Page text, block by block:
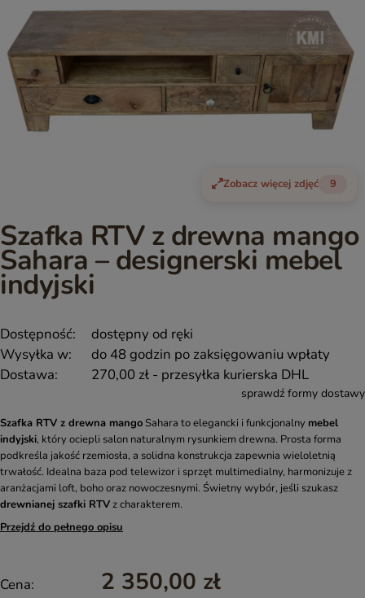
Zobacz więcej zdjęć 9
Szafka RTV z drewna mango
Sahara – designerski mebel
indyjski
Dostępność:
dostępny od ręki
Wysyłka w:
do 48 godzin po zaksięgowaniu wpłaty
Dostawa:
270,00 zł - przesyłka kurierska DHL
sprawdź formy dostawy
Szafka RTV z drewna mangoSahara to elegancki i funkcjonalny mebel
indyjski, który ociepli salon naturalnym rysunkiem drewna. Prosta forma
podkreśla jakość rzemiosła, a solidna konstrukcja zapewnia wieloletnią
trwałość. Idealna baza pod telewizor i sprzęt multimedialny, harmonizuje z
aranżacjami loft, boho oraz nowoczesnymi. Świetny wybór, jeśli szukasz
drewnianej szafki RTVz charakterem.
Przejdź do pełnego opisu
Cena: 2 350,00 zł